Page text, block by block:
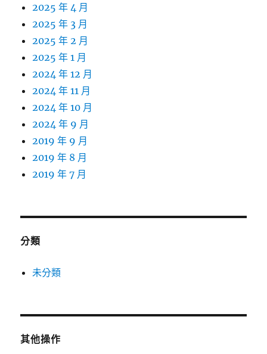
2025 年 4 月
2025 年 3 月
2025 年 2 月
2025 年 1 月
2024 年 12 月
2024 年 11 月
2024 年 10 月
2024 年 9 月
2019 年 9 月
2019 年 8 月
2019 年 7 月
分類
未分類
其他操作